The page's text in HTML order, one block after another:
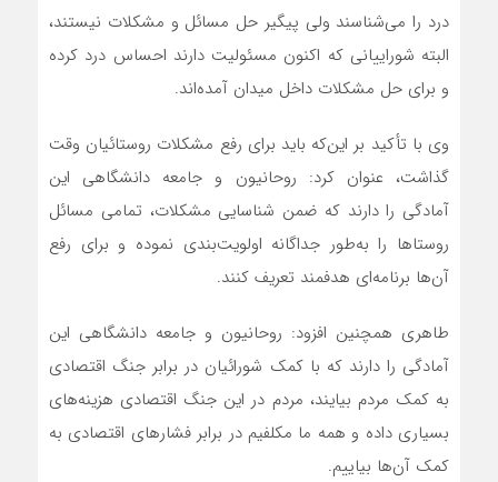
درد را می‌شناسند ولی پیگیر حل مسائل و مشکلات نیستند،
البته شوراییانی که اکنون مسئولیت دارند احساس درد کرده
و برای حل مشکلات داخل میدان آمده‌اند.
وی با تأکید بر این‌که باید برای رفع مشکلات روستائیان وقت
گذاشت، عنوان کرد: روحانیون و جامعه دانشگاهی این
آمادگی را دارند که ضمن شناسایی مشکلات، تمامی مسائل
روستاها را به‌طور جداگانه اولویت‌بندی نموده و برای رفع
آن‌ها برنامه‌ای هدفمند تعریف کنند.
طاهری همچنین افزود: روحانیون و جامعه دانشگاهی این
آمادگی را دارند که با کمک شورائیان در برابر جنگ اقتصادی
به کمک مردم بیایند، مردم در این جنگ اقتصادی هزینه‌های
بسیاری داده و همه ما مکلفیم در برابر فشارهای اقتصادی به
کمک آن‌ها بیاییم.